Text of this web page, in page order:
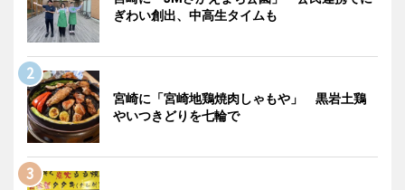
ぎわい創出、中高生タイムも
宮崎に「宮崎地鶏焼肉しゃもや」 黒岩土鶏
やいつきどりを七輪で